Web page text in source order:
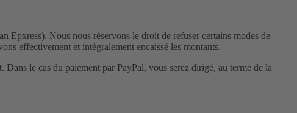
Nous nous réservons le droit de refuser certains modes de
effectivement et intégralement encaissé les montants.
le cas du paiement par PayPal, vous serez dirigé, au terme de la